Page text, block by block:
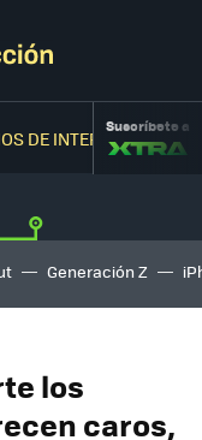
DE INTERNETSuscríbete a
Generación Z
los
caros,